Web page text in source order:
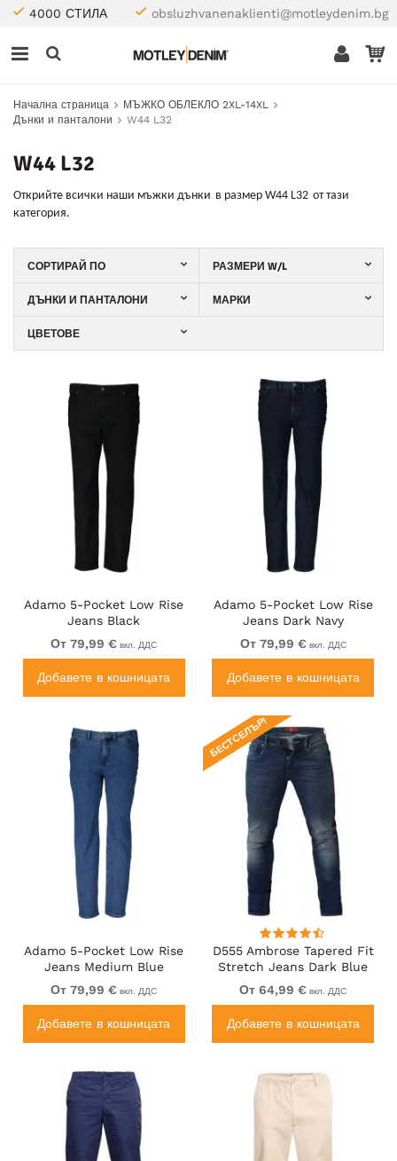
4000 СТИЛА obsluzhvanenaklienti@motleydenim.bg
Начална страница
МЪЖКО ОБЛЕКЛО 2XL-14XL
Дънки и панталони
W44 L32
W44 L32
Открийте всички наши мъжки дънки в размер W44 L32 от тази
категория.
СОРТИРАЙ ПО РАЗМЕРИ W/L
ДЪНКИ И ПАНТАЛОНИ МАРКИ
ЦВЕТОВЕ
Adamo 5-Pocket Low Rise
Jeans Black
От 79,99 € вкл. ДДС
Добавете в кошницата
Adamo 5-Pocket Low Rise
Jeans Dark Navy
От 79,99 € вкл. ДДС
Добавете в кошницата
Adamo 5-Pocket Low Rise
Jeans Medium Blue
От 79,99 € вкл. ДДС
Добавете в кошницата
D555 Ambrose Tapered Fit
Stretch Jeans Dark Blue
БЕСТСЕЛЪР!
От 64,99 € вкл. ДДС
Добавете в кошницата